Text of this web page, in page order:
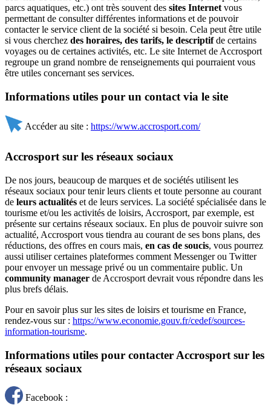
parcs aquatiques, etc.) ont très souvent des sites Internet vous
permettant de consulter différentes informations et de pouvoir
contacter le service client de la société si besoin. Cela peut être utile
si vous cherchez des horaires, des tarifs, le descriptifde certains
voyages ou de certaines activités, etc. Le site Internet de Accrosport
regroupe un grand nombre de renseignements qui pourraient vous
être utiles concernant ses services.
Informations utiles pour un contact via le site
Accéder au site : https://www.accrosport.com/
Accrosport sur les réseaux sociaux
De nos jours, beaucoup de marques et de sociétés utilisent les
réseaux sociaux pour tenir leurs clients et toute personne au courant
de leurs actualités et de leurs services. La société spécialisée dans le
tourisme et/ou les activités de loisirs, Accrosport, par exemple, est
présente sur certains réseaux sociaux. En plus de pouvoir suivre son
actualité, Accrosport vous tiendra au courant de ses bons plans, des
réductions, des offres en cours mais, en cas de soucis, vous pourrez
aussi utiliser certaines plateformes comment Messenger ou Twitter
pour envoyer un message privé ou un commentaire public. Un
community manager de Accrosport devrait vous répondre dans les
plus brefs délais.
Pour en savoir plus sur les sites de loisirs et tourisme en France,
rendez-vous sur : https://www.economie.gouv.fr/cedef/sources-
information-tourisme.
Informations utiles pour contacter Accrosport sur les
réseaux sociaux
Facebook :